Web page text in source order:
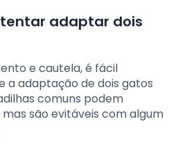
tentar adaptar dois
e cautela, é fácil
adaptação de dois gatos
comuns podem
são evitáveis com algum